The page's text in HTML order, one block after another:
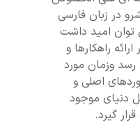
در زبان فارسی
توان امید داشت
راهکارها و
وزمان مورد
اصلی و
دنیای موجود
گیرد.